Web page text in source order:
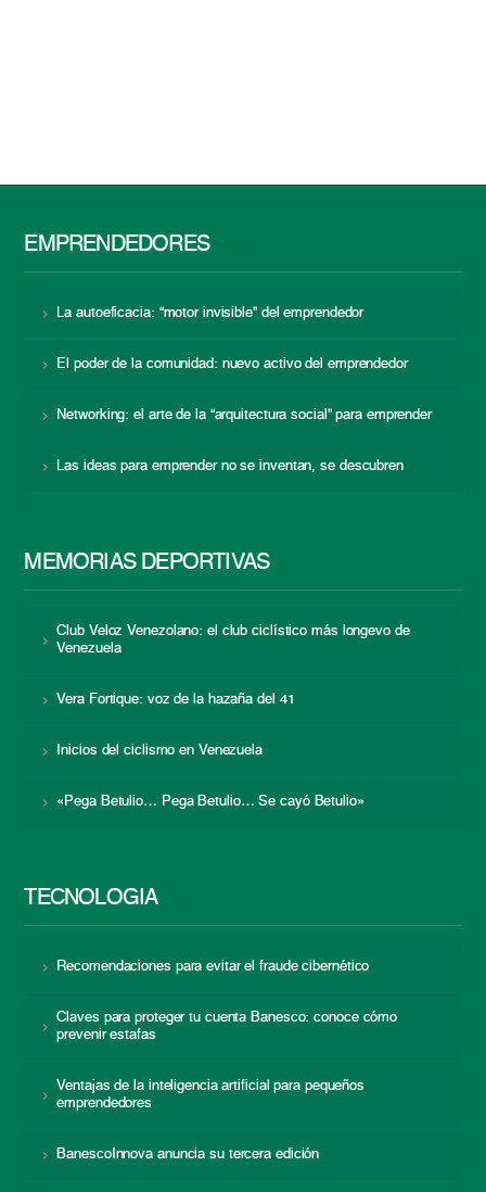
EMPRENDEDORES
La autoeficacia: “motor invisible” del emprendedor
El poder de la comunidad: nuevo activo del emprendedor
Networking: el arte de la “arquitectura social” para emprender
Las ideas para emprender no se inventan, se descubren
MEMORIAS DEPORTIVAS
Club Veloz Venezolano: el club ciclístico más longevo de
Venezuela
Vera Fortique: voz de la hazaña del 41
Inicios del ciclismo en Venezuela
«Pega Betulio… Pega Betulio… Se cayó Betulio»
TECNOLOGÍA
Recomendaciones para evitar el fraude cibernético
Claves para proteger tu cuenta Banesco: conoce cómo
prevenir estafas
Ventajas de la inteligencia artificial para pequeños
emprendedores
BanescoInnova anuncia su tercera edición